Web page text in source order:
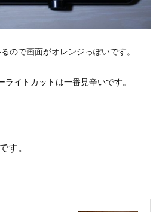
ので画面がオレンジっぽいです。
ライトカットは一番見辛いです。
す。